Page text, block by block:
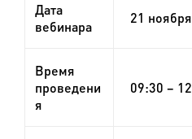
Дата
вебинара
21 ноября
Время
проведени
я
09:30 –